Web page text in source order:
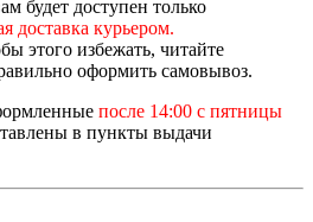
будет доступен только
доставка курьером.
этого избежать, читайте
оформить самовывоз.
после 14:00 с пятницы
в пункты выдачи